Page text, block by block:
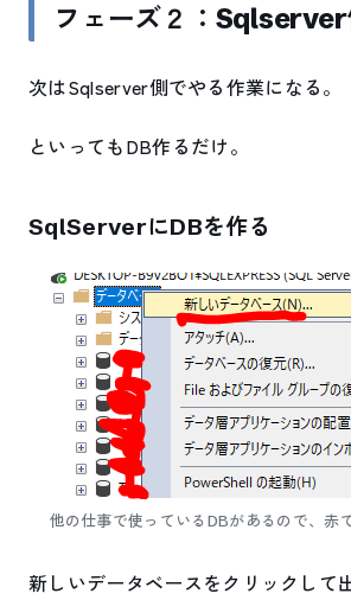
フェーズ２：Sqlserver
次はSqlserver側でやる作業になる。
といってもDB作るだけ。
SqlServerにDBを作る
他の仕事で使っているDBがあるので、赤
新しいデータベースをクリックして